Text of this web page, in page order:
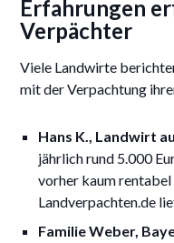
Erfahrungen
Verpächter
Viele Landwirte
mit der Verpachtung
Hans K., Landwirt
jährlich rund 5.000
vorher kaum
Landverpachten.de
Familie Weber,